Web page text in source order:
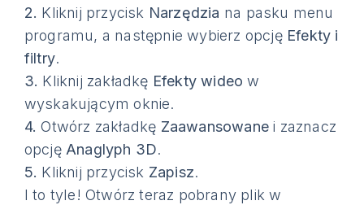
2. Kliknij przycisk Narzędzia na pasku menu
programu, a następnie wybierz opcję Efekty i
filtry.
3. Kliknij zakładkę Efekty wideo w
wyskakującym oknie.
4. Otwórz zakładkę Zaawansowane i zaznacz
opcjęAnaglyph 3D.
5. Kliknij przycisk Zapisz.
I to tyle! Otwórz teraz pobrany plik w